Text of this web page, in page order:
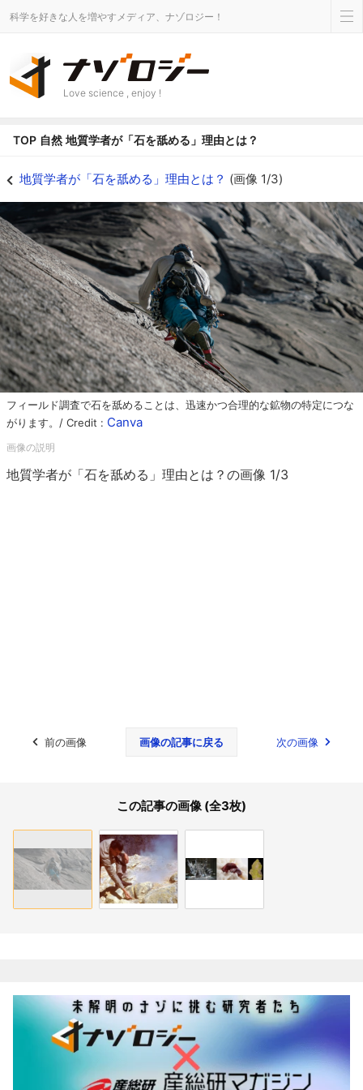
科学を好きな人を増やすメディア、ナゾロジー！
Love science , enjoy !
TOP 自然 地質学者が「石を舐める」理由とは？
地質学者が「石を舐める」理由とは？ (画像 1/3)
フィールド調査で石を舐めることは、迅速かつ合理的な鉱物の特定につな
がります。/ Credit : Canva
地質学者が「石を舐める」理由とは？の画像 1/3
前の画像 画像の記事に戻る 次の画像
この記事の画像 (全3枚)